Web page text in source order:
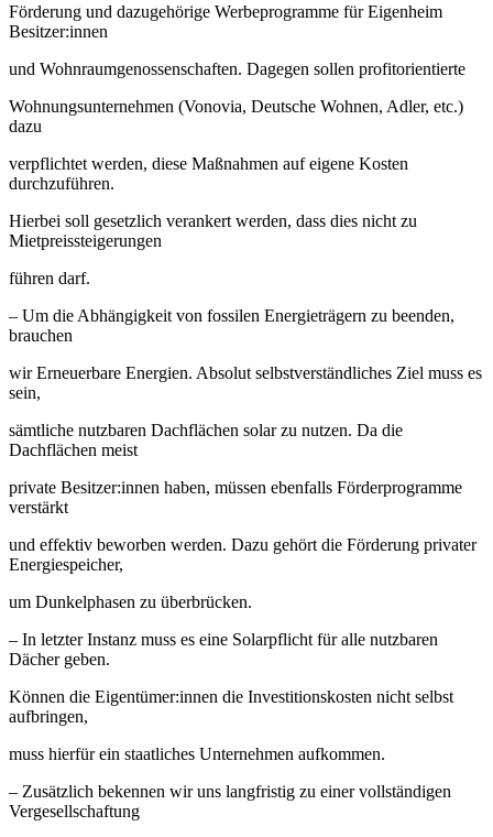
Förderung und dazugehörige Werbeprogramme für Eigenheim
Besitzer:innen
und Wohnraumgenossenschaften. Dagegen sollen profitorientierte
Wohnungsunternehmen (Vonovia, Deutsche Wohnen, Adler, etc.)
dazu
verpflichtet werden, diese Maßnahmen auf eigene Kosten
durchzuführen.
Hierbei soll gesetzlich verankert werden, dass dies nicht zu
Mietpreissteigerungen
führen darf.
– Um die Abhängigkeit von fossilen Energieträgern zu beenden,
brauchen
wir Erneuerbare Energien. Absolut selbstverständliches Ziel muss es
sein,
sämtliche nutzbaren Dachflächen solar zu nutzen. Da die
Dachflächen meist
private Besitzer:innen haben, müssen ebenfalls Förderprogramme
verstärkt
und effektiv beworben werden. Dazu gehört die Förderung privater
Energiespeicher,
um Dunkelphasen zu überbrücken.
– In letzter Instanz muss es eine Solarpflicht für alle nutzbaren
Dächer geben.
Können die Eigentümer:innen die Investitionskosten nicht selbst
aufbringen,
muss hierfür ein staatliches Unternehmen aufkommen.
– Zusätzlich bekennen wir uns langfristig zu einer vollständigen
Vergesellschaftung